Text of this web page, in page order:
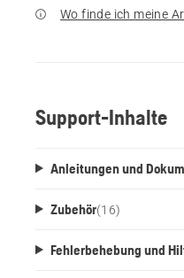
Wo finde ich meine
Support-Inhalte
Anleitungen und
Zubehör(16)
Fehlerbehebung und